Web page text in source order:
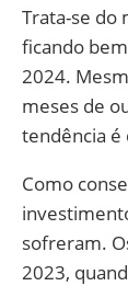
Trata-se do
ficando
2024.
meses de
tendência é
Como
sofreram.
2023,